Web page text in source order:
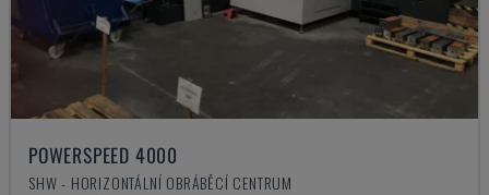
POWERSPEED 4000
SHW - HORIZONTÁLNÍ OBRÁBĚCÍ CENTRUM